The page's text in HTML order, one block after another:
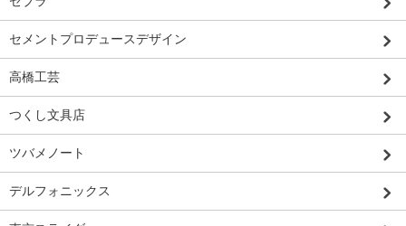
セメントプロデュースデザイン
高橋工芸
つくし文具店
ツバメノート
デルフォニックス